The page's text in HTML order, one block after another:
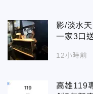
影/淡水
一家3口
12小時前
高雄119